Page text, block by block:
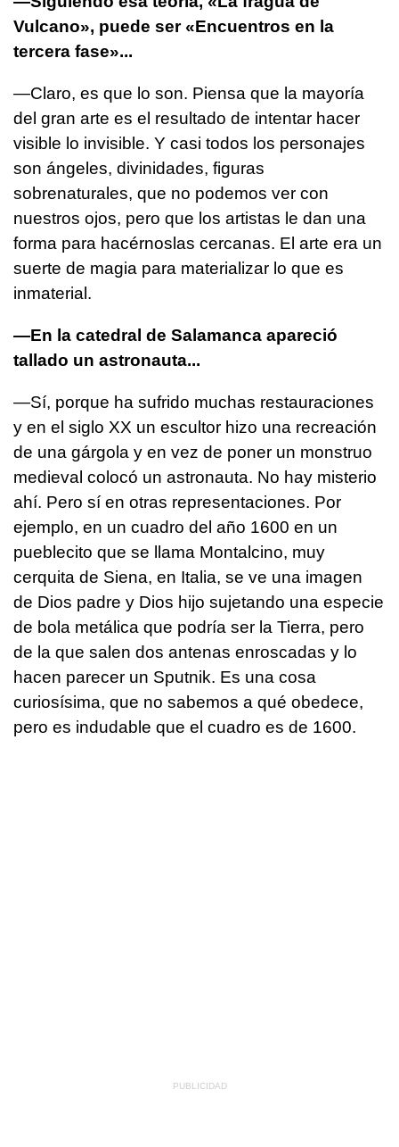
Vulcano», puede ser «Encuentros en la
tercera fase»...
—Claro, es que lo son. Piensa que la mayoría
del gran arte es el resultado de intentar hacer
visible lo invisible. Y casi todos los personajes
son ángeles, divinidades, figuras
sobrenaturales, que no podemos ver con
nuestros ojos, pero que los artistas le dan una
forma para hacérnoslas cercanas. El arte era un
suerte de magia para materializar lo que es
inmaterial.
—En la catedral de Salamanca apareció
tallado un astronauta...
—Sí, porque ha sufrido muchas restauraciones
y en el siglo XX un escultor hizo una recreación
de una gárgola y en vez de poner un monstruo
medieval colocó un astronauta. No hay misterio
ahí. Pero sí en otras representaciones. Por
ejemplo, en un cuadro del año 1600 en un
pueblecito que se llama Montalcino, muy
cerquita de Siena, en Italia, se ve una imagen
de Dios padre y Dios hijo sujetando una especie
de bola metálica que podría ser la Tierra, pero
de la que salen dos antenas enroscadas y lo
hacen parecer un Sputnik. Es una cosa
curiosísima, que no sabemos a qué obedece,
pero es indudable que el cuadro es de 1600.